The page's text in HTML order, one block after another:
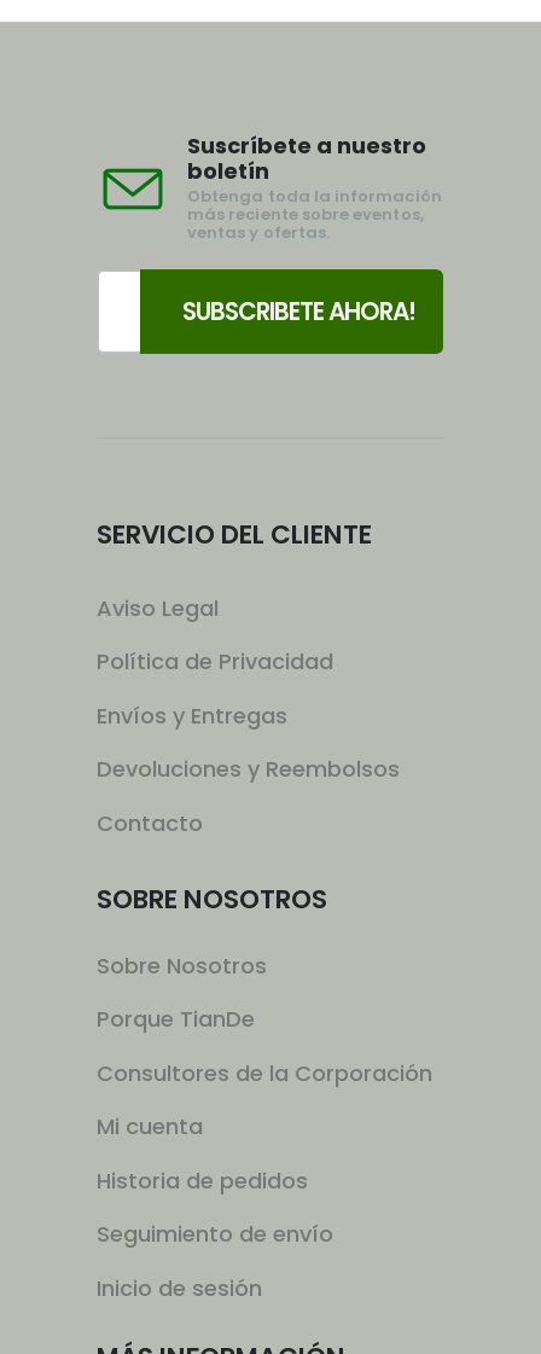
Suscríbete a nuestro
boletín
Obtenga toda la información
más reciente sobre eventos,
ventas y ofertas.
SERVICIO DEL CLIENTE
Aviso Legal
Política de Privacidad
Envíos y Entregas
Devoluciones y Reembolsos
Contacto
SOBRE NOSOTROS
Sobre Nosotros
Porque TianDe
Consultores de la Corporación
Mi cuenta
Historia de pedidos
Seguimiento de envío
Inicio de sesión